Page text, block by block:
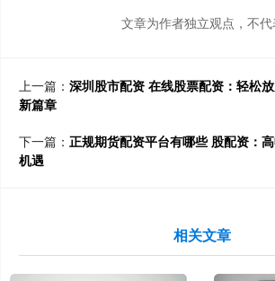
文章为作者独立观点，不
上一篇： 深圳股市配资 在线股票配资：轻松
新篇章
下一篇： 正规期货配资平台有哪些 股配资：
机遇
相关文章